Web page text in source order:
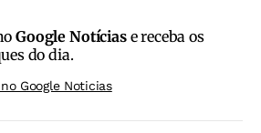
Google Notíciase receba os
do dia.
no Google Noticias